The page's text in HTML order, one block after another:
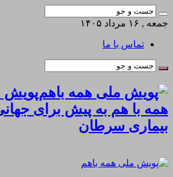
جمعه , ۱۶ مرداد ۱۴۰۵
تماس با ما
پویش
همه با هم به پیش برای
بیماری سرطان